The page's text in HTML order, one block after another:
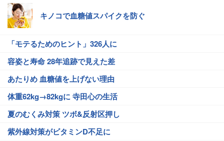
キノコで血糖値スパイクを防ぐ
「モテるためのヒント」326人に
容姿と寿命 28年追跡で見えた差
あたりめ 血糖値を上げない理由
体重62kg→82kgに 寺田心の生活
夏のむくみ対策 ツボ&反射区押し
紫外線対策がビタミンD不足に